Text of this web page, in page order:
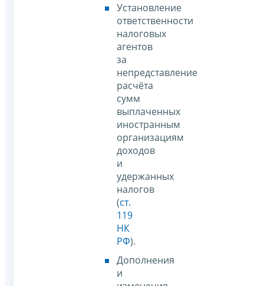
Установление
ответственности
налоговых
агентов
за
непредставление
расчёта
сумм
выплаченных
иностранным
организациям
доходов
и
удержанных
налогов
(ст.
119
НК
РФ).
Дополнения
и